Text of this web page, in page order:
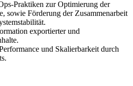
Praktiken zur Optimierung der
sowie Förderung der Zusammenarbeit
exportierter und
und Skalierbarkeit durch